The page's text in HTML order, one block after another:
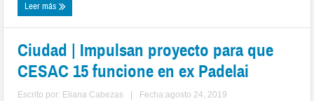
Leer más
Ciudad | Impulsan proyecto para que
CESAC 15 funcione en ex Padelai
Escrito por: Eliana Cabezas Fecha:agosto 24, 2019